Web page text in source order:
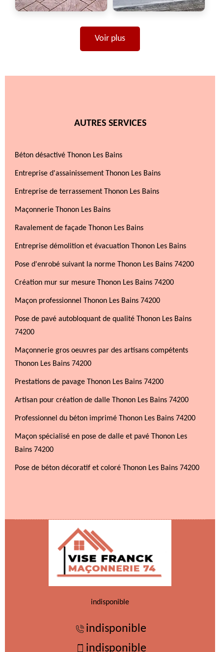
Voir plus
AUTRES SERVICES
Béton désactivé Thonon Les Bains
Entreprise d'assainissement Thonon Les Bains
Entreprise de terrassement Thonon Les Bains
Maçonnerie Thonon Les Bains
Ravalement de façade Thonon Les Bains
Entreprise démolition et évacuation Thonon Les Bains
Pose d'enrobé suivant la norme Thonon Les Bains 74200
Création mur sur mesure Thonon Les Bains 74200
Maçon professionnel Thonon Les Bains 74200
Pose de pavé autobloquant de qualité Thonon Les Bains
74200
Maçonnerie gros oeuvres par des artisans compétents
Thonon Les Bains 74200
Prestations de pavage Thonon Les Bains 74200
Artisan pour création de dalle Thonon Les Bains 74200
Professionnel du béton imprimé Thonon Les Bains 74200
Maçon spécialisé en pose de dalle et pavé Thonon Les
Bains 74200
Pose de béton décoratif et coloré Thonon Les Bains 74200
indisponible
indisponible
indisponible